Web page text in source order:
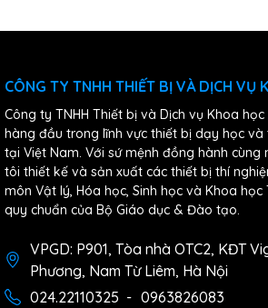
CÔNG TY TNHH THIẾT BỊ VÀ DỊCH VỤ
Công ty TNHH Thiết bị và Dịch vụ Khoa
hàng đầu trong lĩnh vực thiết bị dạy học
tại Việt Nam. Với sứ mệnh đồng hành cùng
tôi thiết kế và sản xuất các thiết bị thí
môn Vật lý, Hóa học, Sinh học và Khoa học
quy chuẩn của Bộ Giáo dục & Đào tạo.
VPGD: P901, Tòa nhà OTC2, KĐT
Phương, Nam Từ Liêm, Hà Nội
024.22110325 - 0963826083